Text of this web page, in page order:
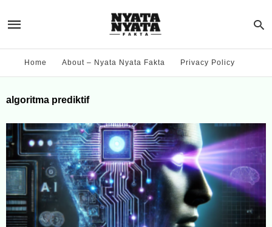
Home About – Nyata Nyata Fakta Privacy Policy
algoritma prediktif